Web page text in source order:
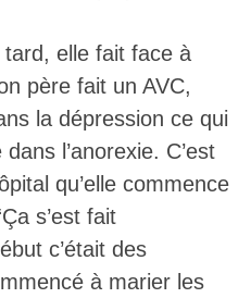
elle fait face à
père fait un AVC,
la dépression ce qui
l’anorexie. C’est
qu’elle commence
s’est fait
c’était des
à marier les